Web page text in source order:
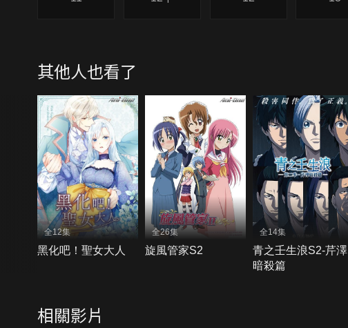
其他人也看了
全12集
黑化吧！聖女大人
全26集
旋風管家S2
全14集
青之壬生浪S2-芹澤
暗殺篇
相關影片